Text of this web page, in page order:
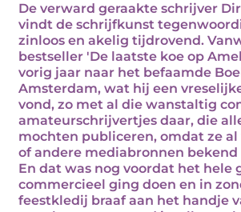
De verward geraakte schrijver
vindt de schrijfkunst
zinloos en akelig tijdrovend.
bestseller 'De laatste koe op
vorig jaar naar het befaamde
Amsterdam, wat hij een
vond, zo met al die wanstaltig
amateurschrijvertjes daar, die
mochten publiceren, omdat ze al
of andere mediabronnen
En dat was nog voordat het hele
commercieel ging doen en in
feestkledij braaf aan het handje